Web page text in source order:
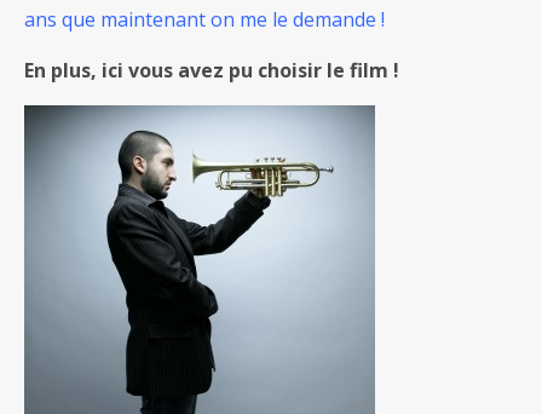
ans que maintenant on me le demande !
En plus, ici vous avez pu choisir le film !